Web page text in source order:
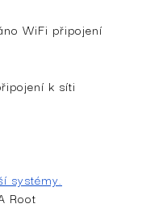
WiFi připojení
k síti
systémy.
Root